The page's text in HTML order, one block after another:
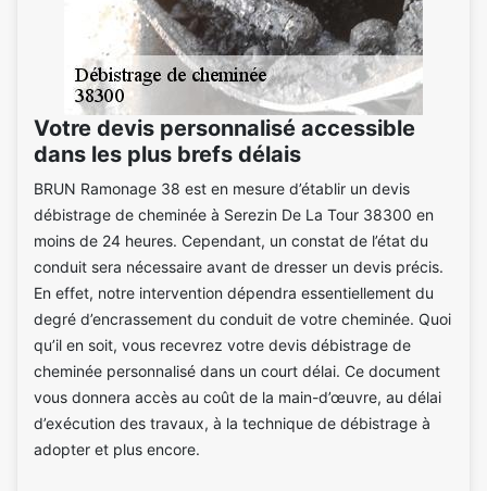
Votre devis personnalisé accessible
dans les plus brefs délais
BRUN Ramonage 38 est en mesure d’établir un devis
débistrage de cheminée à Serezin De La Tour 38300 en
moins de 24 heures. Cependant, un constat de l’état du
conduit sera nécessaire avant de dresser un devis précis.
En effet, notre intervention dépendra essentiellement du
degré d’encrassement du conduit de votre cheminée. Quoi
qu’il en soit, vous recevrez votre devis débistrage de
cheminée personnalisé dans un court délai. Ce document
vous donnera accès au coût de la main-d’œuvre, au délai
d’exécution des travaux, à la technique de débistrage à
adopter et plus encore.